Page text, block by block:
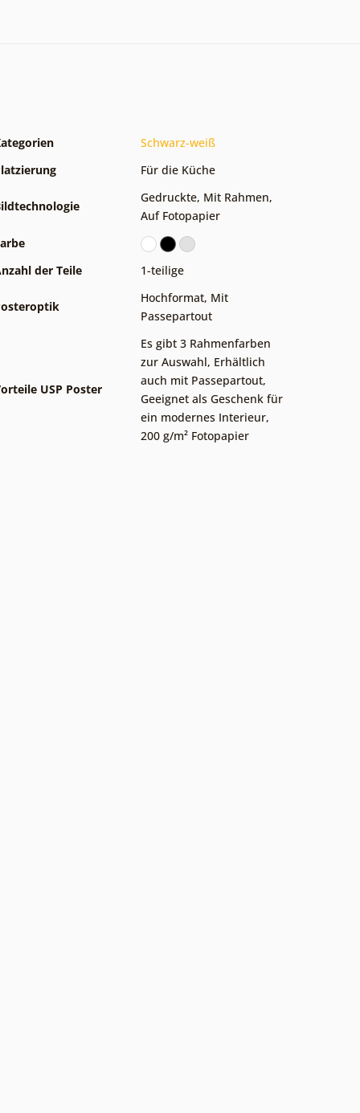
Schwarz-weiß
Für die Küche
Gedruckte, Mit Rahmen,
Auf Fotopapier
der Teile
1-teilige
Hochformat, Mit
Passepartout
USP Poster
Es gibt 3 Rahmenfarben
zur Auswahl, Erhältlich
auch mit Passepartout,
Geeignet als Geschenk für
ein modernes Interieur,
200 g/m² Fotopapier